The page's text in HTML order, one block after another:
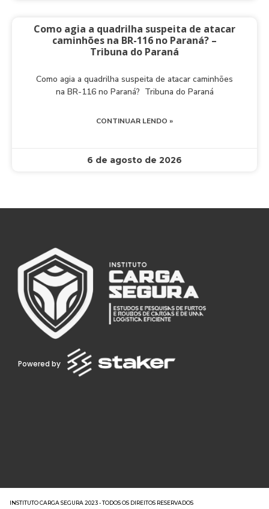
Como agia a quadrilha suspeita de atacar
caminhões na BR-116 no Paraná? –
Tribuna do Paraná
Como agia a quadrilha suspeita de atacar caminhões
na BR-116 no Paraná? Tribuna do Paraná
CONTINUAR LENDO »
6 de agosto de 2026
Powered by
INSTITUTO CARGA SEGURA 2023 - TODOS OS DIREITOS RESERVADOS